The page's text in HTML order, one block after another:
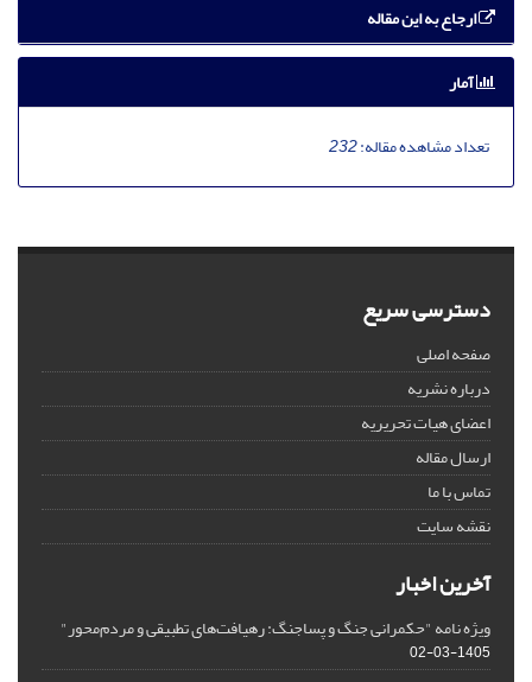
ارجاع به این مقاله
آمار
تعداد مشاهده مقاله:232
دسترسی سریع
صفحه اصلی
درباره نشریه
اعضای هیات تحریریه
ارسال مقاله
تماس با ما
نقشه سایت
آخرین اخبار
ویژه نامه "حکمرانی جنگ و پساجنگ: رهیافت‌های تطبیقی و مردم‌محور"
1405-03-02